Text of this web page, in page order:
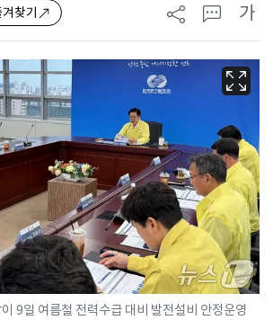
찾기 가
9일 여름철 전력수급 대비 발전설비 안정운영